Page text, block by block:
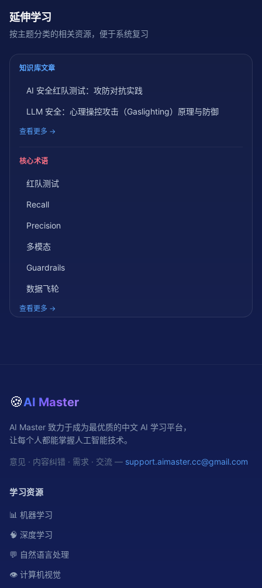
延伸学习
按主题分类的相关资源，便于系统复习
知识库文章
AI 安全红队测试：攻防对抗实践
LLM 安全：心理操控攻击（Gaslighting）原理与防御
查看更多 →
核心术语
红队测试
Recall
Precision
多模态
Guardrails
数据飞轮
查看更多 →
🍪AI Master
AI Master 致力于成为最优质的中文 AI 学习平台，
让每个人都能掌握人工智能技术。
意见 · 内容纠错 · 需求 · 交流 — support.aimaster.cc@gmail.com
学习资源
📊 机器学习
🧠 深度学习
💬 自然语言处理
👁️ 计算机视觉